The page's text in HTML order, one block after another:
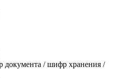
документа / шифр хранения /